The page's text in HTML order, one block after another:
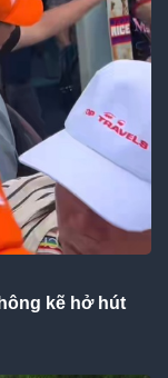
kẽ hở hút